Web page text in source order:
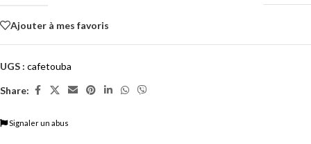
Ajouter à mes favoris
UGS : cafetouba
Share:
Signaler un abus